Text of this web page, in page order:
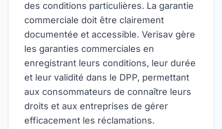
des conditions particulières. La garantie
commerciale doit être clairement
documentée et accessible. Verisav gère
les garanties commerciales en
enregistrant leurs conditions, leur durée
et leur validité dans le DPP, permettant
aux consommateurs de connaître leurs
droits et aux entreprises de gérer
efficacement les réclamations.